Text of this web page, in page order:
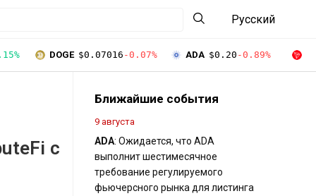
Русский
DOGE $0.07016 -0.07% ADA $0.20 -0.89%
с
Ближайшие события
9 августа
ADA: Ожидается, что ADA
выполнит шестимесячное
требование регулируемого
фьючерсного рынка для листинга